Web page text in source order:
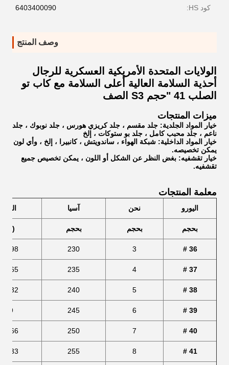
كود HS: 6403400090
وصف المنتج
الولايات المتحدة الأمريكية العسكرية للرجال
أحذية السلامة العالية أعلى السلامة مع كاب تو
الصلب 41 "حجم S3 الصف
ميزات المنتجات
خيار المواد الجلدية: جلد مقسم ، جلد كريزي هورس ، جلد نوبوك ، جلد
ناعم ، جلد محبب كامل ، جلد بو ستوكات ، إلخ
خيار المواد الداخلية: شبكة الهواء ، ساندويتش ، كانبيرا ، إلخ ، وأي لون
يمكن تخصيصه.
خيار تقشفيه: بغض النظر عن الشكل أو اللون ، يمكن تخصيص جميع
تقشفيه.
معلمة المنتجات
اليورو نحن آسيا
بحجم بحجم بحجم
36 #
3
230
37 #
4
235
38 #
5
240
39 #
6
245
259
40 #
7
250
41 #
8
255